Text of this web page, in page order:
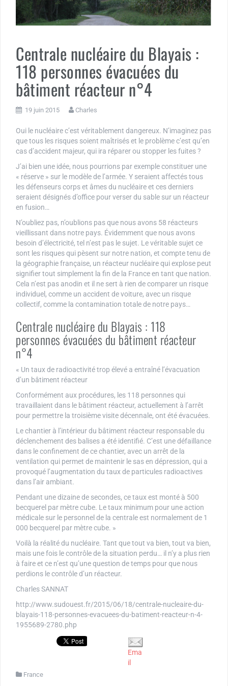
Centrale nucléaire du Blayais :
118 personnes évacuées du
bâtiment réacteur n°4
19 juin 2015 Charles
Oui le nucléaire c’est véritablement dangereux. N’imaginez pas
que tous les risques soient maîtrisés et le problème c’est qu’en
cas d’accident majeur, qui ira réparer ou stopper les fuites ?
J’ai bien une idée, nous pourrions par exemple constituer une
« réserve » sur le modèle de l’armée. Y seraient affectés tous
les défenseurs corps et âmes du nucléaire et ces derniers
seraient désignés d’office pour verser du sable sur un réacteur
en fusion…
N’oubliez pas, n’oublions pas que nous avons 58 réacteurs
vieillissant dans notre pays. Évidemment que nous avons
besoin d’électricité, tel n’est pas le sujet. Le véritable sujet ce
sont les risques qui pèsent sur notre nation, et compte tenu de
la géographie française, un réacteur nucléaire qui explose peut
signifier tout simplement la fin de la France en tant que nation.
Cela n’est pas anodin et il ne sert à rien de comparer un risque
individuel, comme un accident de voiture, avec un risque
collectif, comme la contamination totale de notre pays…
Centrale nucléaire du Blayais : 118
personnes évacuées du bâtiment réacteur
n°4
« Un taux de radioactivité trop élevé a entraîné l’évacuation
d’un bâtiment réacteur
Conformément aux procédures, les 118 personnes qui
travaillaient dans le bâtiment réacteur, actuellement à l’arrêt
pour permettre la troisième visite décennale, ont été évacuées.
Le chantier à l’intérieur du bâtiment réacteur responsable du
déclenchement des balises a été identifié. C’est une défaillance
dans le confinement de ce chantier, avec un arrêt de la
ventilation qui permet de maintenir le sas en dépression, qui a
provoqué l’augmentation du taux de particules radioactives
dans l’air ambiant.
Pendant une dizaine de secondes, ce taux est monté à 500
becquerel par mètre cube. Le taux minimum pour une action
médicale sur le personnel de la centrale est normalement de 1
000 becquerel par mètre cube. »
Voilà la réalité du nucléaire. Tant que tout va bien, tout va bien,
mais une fois le contrôle de la situation perdu… il n’y a plus rien
à faire et ce n’est qu’une question de temps pour que nous
perdions le contrôle d’un réacteur.
Charles SANNAT
http://www.sudouest.fr/2015/06/18/centrale-nucleaire-du-
blayais-118-personnes-evacuees-du-batiment-reacteur-n-4-
1955689-2780.php
Ema
il
France